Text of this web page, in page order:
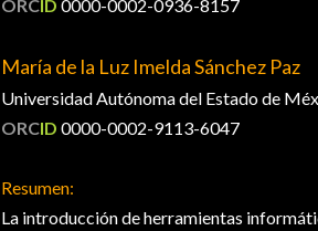
ORCID 0000-0002-0936-8157
María de la Luz Imelda Sánchez Paz
Universidad Autónoma del Estado de
ORCID 0000-0002-9113-6047
Resumen:
La introducción de herramientas